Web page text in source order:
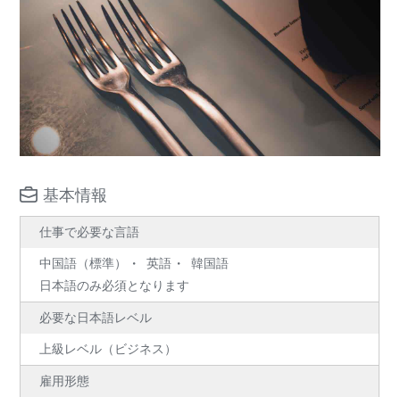
基本情報
仕事で必要な言語
中国語（標準） 英語
韓国語
日本語のみ必須となります
必要な日本語レベル
上級レベル（ビジネス）
雇用形態